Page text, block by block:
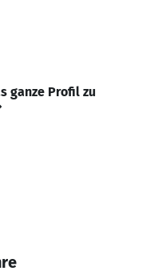
ganze Profil zu